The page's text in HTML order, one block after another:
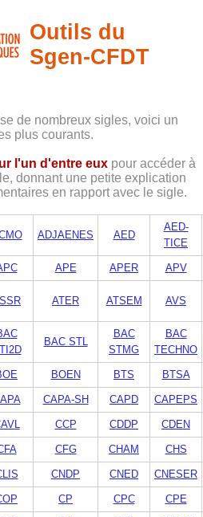
Outils du
Sgen-CFDT
de nombreux sigles, voici un
plus courants.
l'un d'entre eux pour accéder à
donnant une petite explication
en rapport avec le sigle.
ADJAENES AED
AED-
TICE
APE APER APV
ATER ATSEM AVS
BAC STL
BAC
STMG
BAC
TECHNO
BOEN BTS BTSA
CAPA-SH CAPD CAPEPS
CCP CDDP CDEN
CFG CHAM CHS
CNDP CNED CNESER
CP CPC CPE